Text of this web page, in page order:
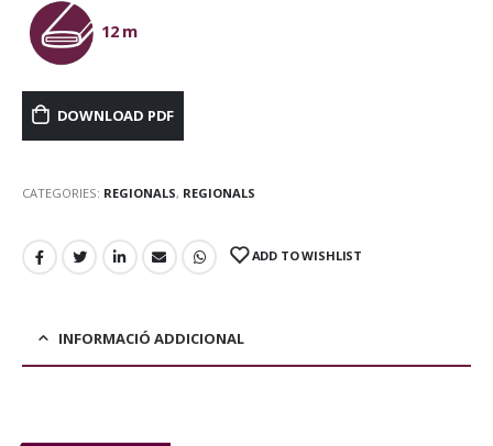
12 m
DOWNLOAD PDF
CATEGORIES: REGIONALS, REGIONALS
ADD TO WISHLIST
INFORMACIÓ ADDICIONAL